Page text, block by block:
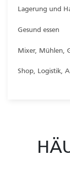
Lagerung und
Gesund essen
Mixer, Mühlen,
Shop, Logistik,